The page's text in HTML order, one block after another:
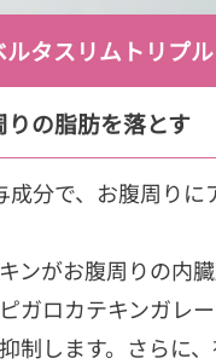
ルタスリムトリプル
の脂肪を落とす
成分で、お腹周りに
ンがお腹周りの内
ガロカテキンガレ
制します。さらに